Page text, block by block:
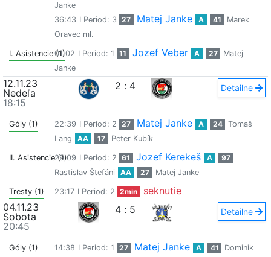
Janke
36:43 I Period: 3 27 Matej Janke A 41
Marek
Oravec ml.
I. Asistencie (1)01:02 I Period: 1 11 Jozef Veber A 27
Matej
Janke
12.11.23
Nedeľa
18:15
2 : 4 Detailne
Góly (1) 22:39 I Period: 2 27 Matej Janke A 24
Tomaš
Lang
AA 17 Peter Kubík
II. Asistencie (1)
29:09 I Period: 2 61 Jozef Kerekeš A
97
Rastislav Štefáni
AA 27 Matej Janke
Tresty (1) 23:17 I Period: 2 2min
seknutie
04.11.23
Sobota
20:45
4 : 5 Detailne
Góly (1) 14:38 I Period: 1 27 Matej Janke A 41
Dominik